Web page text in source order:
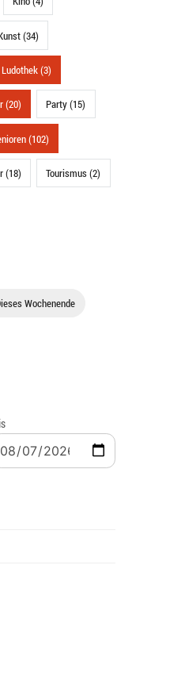
(34)
Ludothek (3)
(20) Party (15)
(102)
(18) Tourismus (2)
Wochenende